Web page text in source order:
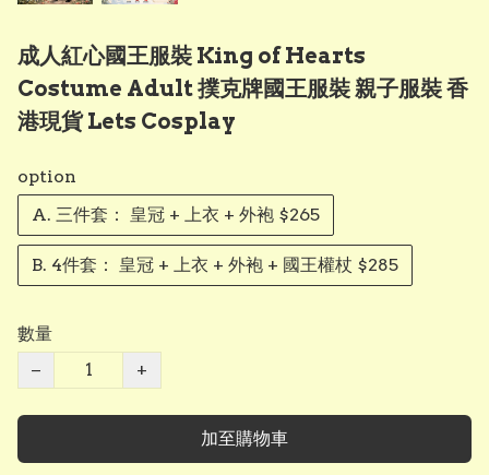
成人紅心國王服裝 King of Hearts
Costume Adult 撲克牌國王服裝 親子服裝 香
港現貨 Lets Cosplay
option
A. 三件套： 皇冠 + 上衣 + 外袍 $265
B. 4件套： 皇冠 + 上衣 + 外袍 + 國王權杖 $285
數量
−
+
加至購物車